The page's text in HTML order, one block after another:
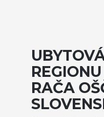
RAČA